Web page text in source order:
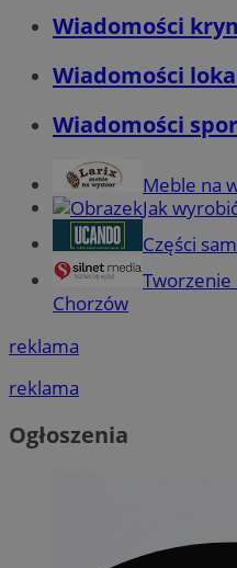
Wiadomości
Wiadomości
Wiadomości
Meble na
Jak
Części
Chorzów
reklama
reklama
Ogłoszenia